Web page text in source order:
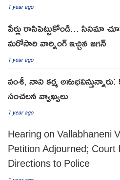
1 year ago
పేర్లు రాసిపెట్టుకోండి... సినిమా
మరోసారి వార్నింగ్ ఇచ్చిన జగన్
1 year ago
వంశీ, నాని కర్మ
సంచలన వ్యాఖ్యలు
1 year ago
Hearing on Vallabhaneni
Petition Adjourned;
Directions to Police